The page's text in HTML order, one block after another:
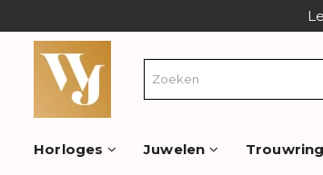
Horloges Juwelen